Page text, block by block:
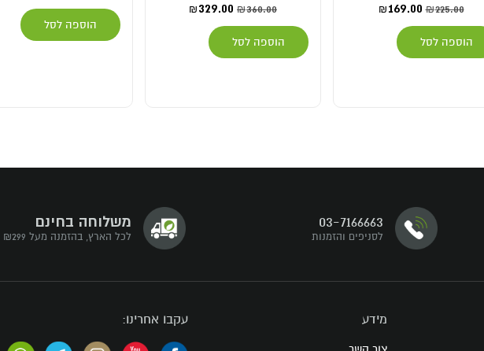
₪169.00
לסל
₪329.00
הוספה לסל
הוספה לסל
03-7166663
לסניפים והזמנות
משלוחה בחינם
לכל הארץ, בהזמנה מעל ₪299
מידע עקבו אחרינו: